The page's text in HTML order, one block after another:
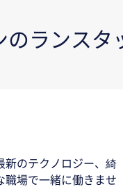
ランスタ
新のテクノロジー、綺
職場で一緒に働きませ